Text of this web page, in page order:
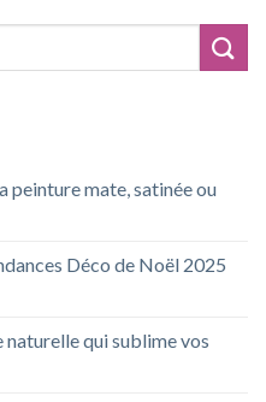
peinture mate, satinée ou
Déco de Noël 2025
naturelle qui sublime vos